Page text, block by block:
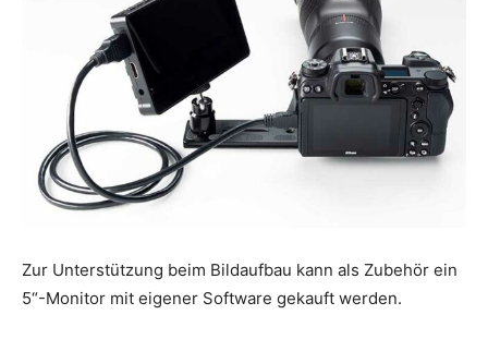
Zur Unterstützung beim Bildaufbau kann als Zubehör ein
5“-Monitor mit eigener Software gekauft werden.